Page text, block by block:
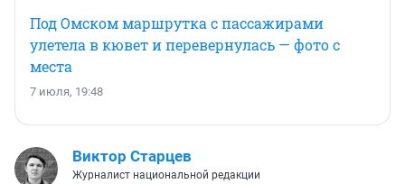
Под Омском маршрутка с пассажирами
улетела в кювет и перевернулась — фото с
места
7 июля, 19:48
Виктор Старцев
Журналист национальной редакции